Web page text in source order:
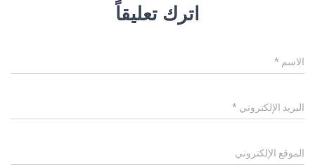
اترك تعليقاً
الاسم *
البريد الإلكتروني *
الموقع الإلكتروني